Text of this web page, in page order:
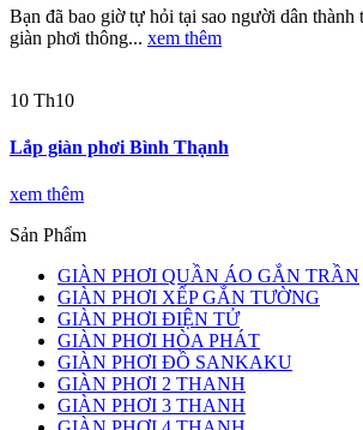
Bạn đã bao giờ tự hỏi tại sao người dân thành
giàn phơi thông... xem thêm
10 Th10
Lắp giàn phơi Bình Thạnh
xem thêm
Sản Phẩm
GIÀN PHƠI QUẦN ÁO GẮN TRẦN
GIÀN PHƠI XẾP GẮN TƯỜNG
GIÀN PHƠI ĐIỆN TỬ
GIÀN PHƠI HÒA PHÁT
GIÀN PHƠI ĐỒ SANKAKU
GIÀN PHƠI 2 THANH
GIÀN PHƠI 3 THANH